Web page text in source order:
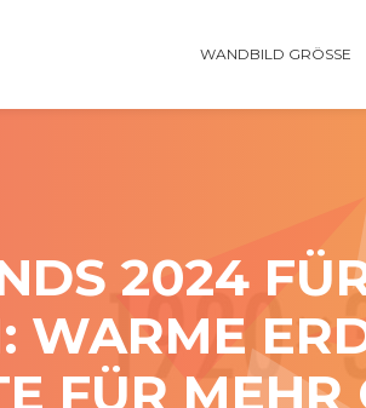
WANDBILD GRÖSSE
2024
WARME
FÜR MEHR